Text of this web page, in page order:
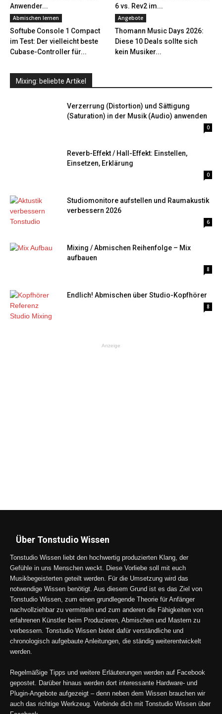
Anwender...
6 vs. Rev2 im...
Abmischen lernen
Softube Console 1 Compact
im Test: Der vielleicht beste
Cubase-Controller für...
Angebote
Thomann Music Days 2026:
Diese 10 Deals sollte sich
kein Musiker...
Mixing: beliebte Artikel
Verzerrung (Distortion) und Sättigung
(Saturation) in der Musik (Audio) anwenden
0
Reverb-Effekt / Hall-Effekt: Einstellen,
Einsetzen, Erklärung
0
Studiomonitore aufstellen und Raumakustik
verbessern 2026
6
Mixing / Abmischen Reihenfolge – Mix
aufbauen
8
Endlich! Abmischen über Studio-Kopfhörer
8
Anzeige
Über Tonstudio Wissen
Tonstudio Wissen liebt den hochwertig produzierten Klang, der
Gefühle in uns Menschen weckt. Diese Vorliebe soll mit euch
Musikbegeisterten geteilt werden. Für die Umsetzung wird das
notwendige Wissen benötigt. Aus diesem Grund ist es das Ziel von
Tonstudio Wissen, zum einen grundlegende Theorie für Anfänger
nachvollziehbar zu vermitteln und zum anderen die Fähigkeiten von
erfahrenen Künstler beim Produzieren, Abmischen und Mastern zu
verbessern. Tonstudio Wissen bietet dafür verständliche und
chronologisch aufgebaute Anleitungen, die ständig weiterentwickelt
werden.
Regelmäßige Tipps und weitere Erläuterungen werden auf Facebook
gepostet. Darüber hinaus werden dort interessante Hardware- und
Plugin-Angebote aufgezeigt – denn neben dem Wissen brauchen wir
auch das richtige Werkzeug. Verbinde dich mit Tonstudio Wissen über